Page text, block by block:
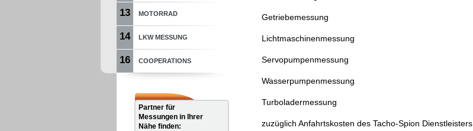
13 MOTORRAD
14 LKW MESSUNG
16 COOPERATIONS
Partner für
Messungen in Ihrer
Nähe finden:
Getriebemessung
Lichtmaschinenmessung
Servopumpenmessung
Wasserpumpenmessung
Turboladermessung
zuzüglich Anfahrtskosten des Tacho-Spion Dienstleisters